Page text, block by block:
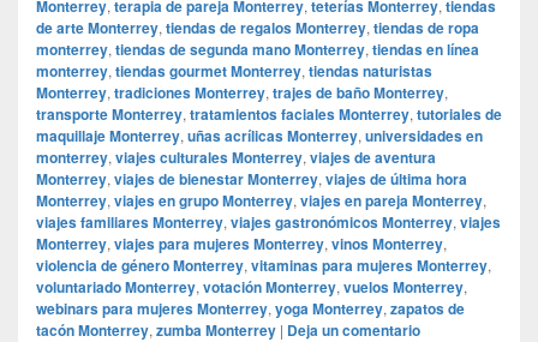
Monterrey, terapia de pareja Monterrey, teterías Monterrey, tiendas
de arte Monterrey, tiendas de regalos Monterrey, tiendas de ropa
monterrey, tiendas de segunda mano Monterrey, tiendas en línea
monterrey, tiendas gourmet Monterrey, tiendas naturistas
Monterrey, tradiciones Monterrey, trajes de baño Monterrey,
transporte Monterrey, tratamientos faciales Monterrey, tutoriales de
maquillaje Monterrey, uñas acrílicas Monterrey, universidades en
monterrey, viajes culturales Monterrey, viajes de aventura
Monterrey, viajes de bienestar Monterrey, viajes de última hora
Monterrey, viajes en grupo Monterrey, viajes en pareja Monterrey,
viajes familiares Monterrey, viajes gastronómicos Monterrey, viajes
Monterrey, viajes para mujeres Monterrey, vinos Monterrey,
violencia de género Monterrey, vitaminas para mujeres Monterrey,
voluntariado Monterrey, votación Monterrey, vuelos Monterrey,
webinars para mujeres Monterrey, yoga Monterrey, zapatos de
tacón Monterrey, zumba Monterrey | Deja un comentario